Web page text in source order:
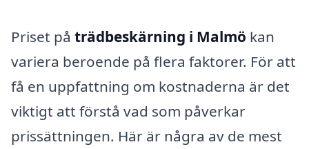
Priset på trädbeskärning i Malmö kan
variera beroende på flera faktorer. För att
få en uppfattning om kostnaderna är det
viktigt att förstå vad som påverkar
prissättningen. Här är några av de mest